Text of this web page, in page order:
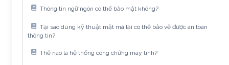
Thông tin ngữ ngôn có thể bảo mật không?
Tại sao dùng kỹ thuật mật mã lại có thể bảo vệ được an toàn
thông tin?
Thế nào là hệ thống công chứng máy tính?